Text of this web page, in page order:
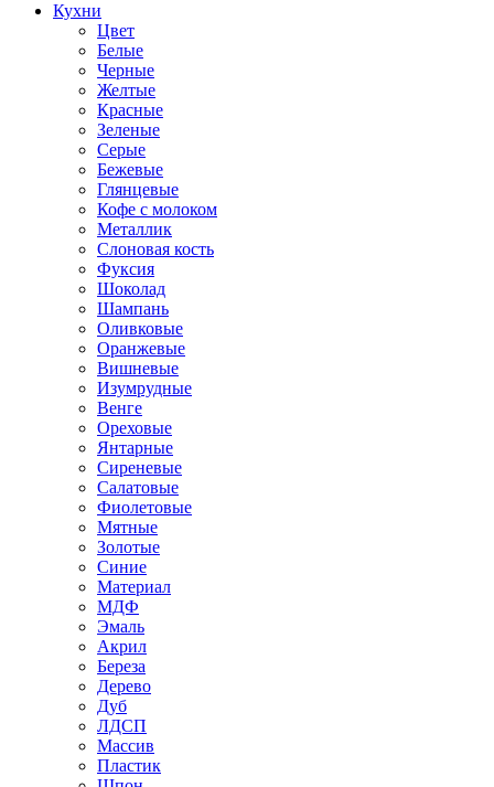
Кухни
Цвет
Белые
Черные
Желтые
Красные
Зеленые
Серые
Бежевые
Глянцевые
Кофе с молоком
Металлик
Слоновая кость
Фуксия
Шоколад
Шампань
Оливковые
Оранжевые
Вишневые
Изумрудные
Венге
Ореховые
Янтарные
Сиреневые
Салатовые
Фиолетовые
Мятные
Золотые
Синие
Материал
МДФ
Эмаль
Акрил
Береза
Дерево
Дуб
ЛДСП
Массив
Пластик